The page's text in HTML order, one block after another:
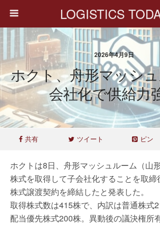
LOGISTICS
2026年4月9日
ホクト、舟形マッシ
会社化で供給力
共有 ツイート ピン
ホクトは8日、舟形マッシュルーム（山
株式を取得して子会社化することを取締
株式譲渡契約を締結したと発表した。
取得株式数は415株で、内訳は普通株式
配当優先株式200株。異動後の議決権所